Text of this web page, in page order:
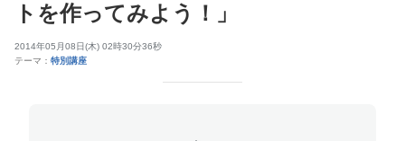
トを作ってみよう！」
2014年05月08日(木) 02時30分36秒
テーマ： 特別講座